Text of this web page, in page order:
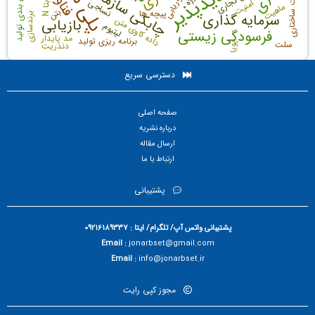
سرمایه گذاری بازیابی
فرسودگی زیستی داده کاوی متنبرنامه ریزی تولید زمان بندی تولیدبرندسازی مد پایدار
نساجی امنیت پیچه ها
ب
ت
ا
N
لیتیوم
ماهیت
سلت دندریت
بتن
پويا
دسترسی سریع
صفحه اصلی
درباره نشریه
ارسال مقاله
ارتباط با ما
پشتیبانی
پشتیبانی واتس آپ/ تلگرام/ ایتا : 09216189337
Email :jonarbset@gmail.com
Email :info@jonarbset.ir
مجوز کپی رایت